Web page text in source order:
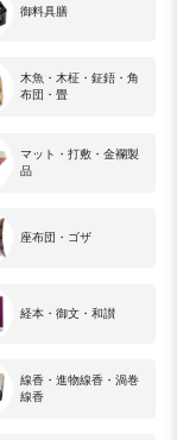
御料具膳
木魚・木柾・鉦鋙・角
布団・畳
マット・打敷・金襴製
品
座布団・ゴザ
経本・御文・和讃
線香・進物線香・渦巻
線香